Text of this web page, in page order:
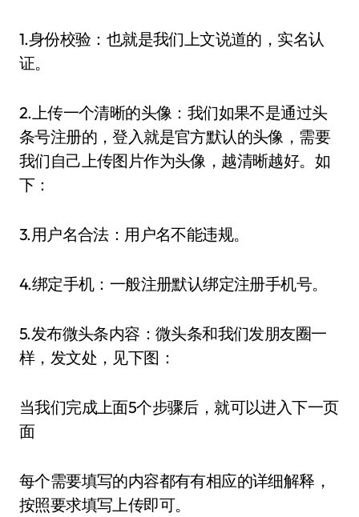
1.身份校验：也就是我们上文说道的，实名认
证。
2.上传一个清晰的头像：我们如果不是通过头
条号注册的，登入就是官方默认的头像，需要
我们自己上传图片作为头像，越清晰越好。如
下：
3.用户名合法：用户名不能违规。
4.绑定手机：一般注册默认绑定注册手机号。
5.发布微头条内容：微头条和我们发朋友圈一
样，发文处，见下图：
当我们完成上面5个步骤后，就可以进入下一页
面
每个需要填写的内容都有有相应的详细解释，
按照要求填写上传即可。